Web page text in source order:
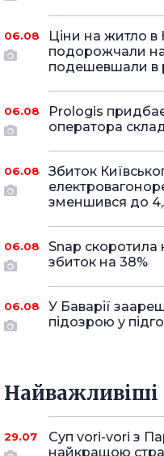
06.08
Ціни на житло в
подорожчали на
подешевшали в
06.08
Prologis
оператора
06.08
Збиток
зменшився до
06.08
Snap скоротила
збиток на 38%
06.08
У Баварії
підозрою у
29.07
Суп vori-vori з
найкращою